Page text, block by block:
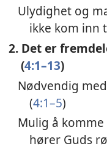
Ulydighet og
ikke kom inn
2. Det er
(4:1–13)
Nødvendig
(4:1–5)
Mulig å
hører Guds